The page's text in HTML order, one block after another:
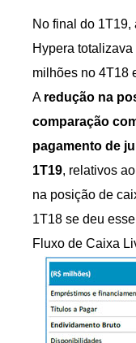
No final do
Hypera
milhões no 4T18
A redução na
comparação
pagamento de
1T19, relativos
na posição de
1T18 se deu
Fluxo de Caixa